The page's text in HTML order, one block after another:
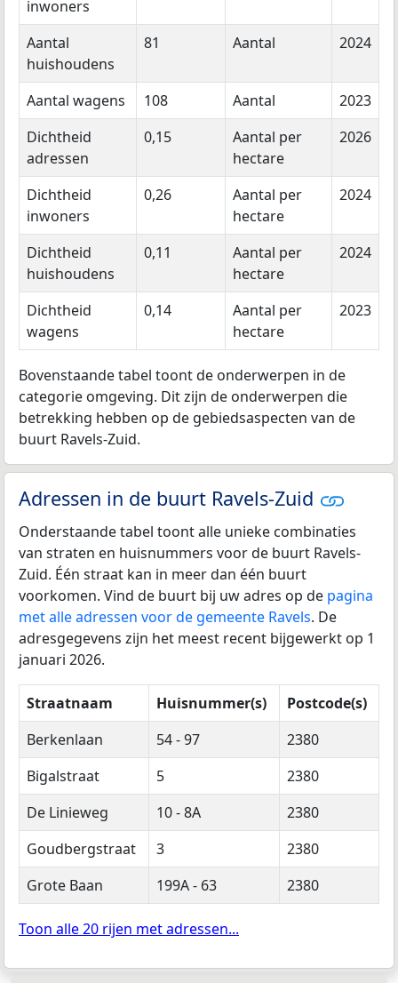
inwoners
Aantal
huishoudens
81 Aantal 2024
Aantal wagens 108 Aantal
2023
Dichtheid
adressen
0,15
Aantal per
hectare
2026
Dichtheid
inwoners
0,26
Aantal per
hectare
2024
Dichtheid
huishoudens
0,11
Aantal per
hectare
2024
Dichtheid
wagens
0,14
Aantal per
hectare
2023
Bovenstaande tabel toont de onderwerpen in de
categorie omgeving. Dit zijn de onderwerpen die
betrekking hebben op de gebiedsaspecten van de
buurt Ravels-Zuid.
Adressen in de buurt Ravels-Zuid
Onderstaande tabel toont alle unieke combinaties
van straten en huisnummers voor de buurt Ravels-
Zuid. Één straat kan in meer dan één buurt
voorkomen. Vind de buurt bij uw adres op de pagina
met alle adressen voor de gemeente Ravels. De
adresgegevens zijn het meest recent bijgewerkt op 1
januari 2026.
Straatnaam Huisnummer(s)
Postcode(s)
Berkenlaan
54 - 97
2380
Bigalstraat
5
2380
De Linieweg
10 - 8A
2380
Goudbergstraat
3
2380
Grote Baan
199A - 63 2380
Toon alle 20 rijen met adressen...